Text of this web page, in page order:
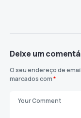
Deixe um
O seu endereço de
marcados com*